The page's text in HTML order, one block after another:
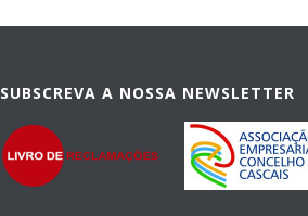
SUBSCREVA A NOSSA NEWSLETTER